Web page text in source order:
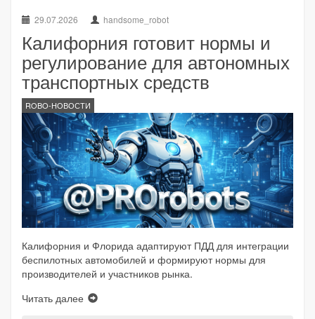
29.07.2026 handsome_robot
Калифорния готовит нормы и
регулирование для автономных
транспортных средств
ROBO-НОВОСТИ
Калифорния и Флорида адаптируют ПДД для интеграции
беспилотных автомобилей и формируют нормы для
производителей и участников рынка.
Читать далее